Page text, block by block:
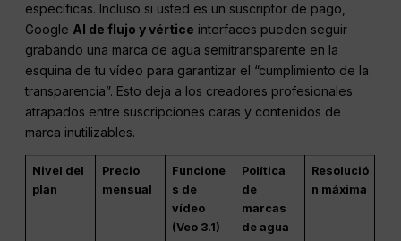
específicas. Incluso si usted es un suscriptor de pago,
Google AI de flujo y vértice interfaces pueden seguir
grabando una marca de agua semitransparente en la
esquina de tu vídeo para garantizar el “cumplimiento de la
transparencia”. Esto deja a los creadores profesionales
atrapados entre suscripciones caras y contenidos de
marca inutilizables.
Nivel del
plan
Precio
mensual
Funcione
s de
vídeo
(Veo 3.1)
Política
de
marcas
de agua
Resolució
n máxima